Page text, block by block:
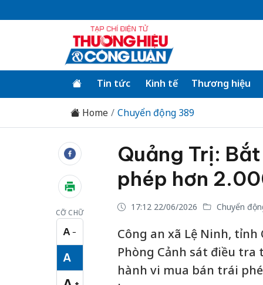
Tin tức Kinh tế Thương hiệu
Home Chuyển động 389
CỠ CHỮ
A −
Cỡ chữ nhỏ
A
Cỡ chữ vừa
Quảng Trị:
phép hơn
17:12 22/06/2026 Chuyển
Công an xã Lệ Ninh, tỉnh
Phòng Cảnh sát điều
hành vi mua bán trái